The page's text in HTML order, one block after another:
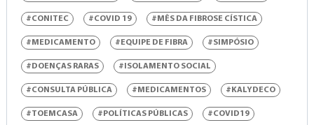
#CONITEC #COVID 19 #MÊS DA FIBROSE CÍSTICA
#MEDICAMENTO #EQUIPE DE FIBRA #SIMPÓSIO
#DOENÇAS RARAS #ISOLAMENTO SOCIAL
#CONSULTA PÚBLICA #MEDICAMENTOS #KALYDECO
#TOEMCASA #POLÍTICAS PÚBLICAS #COVID19